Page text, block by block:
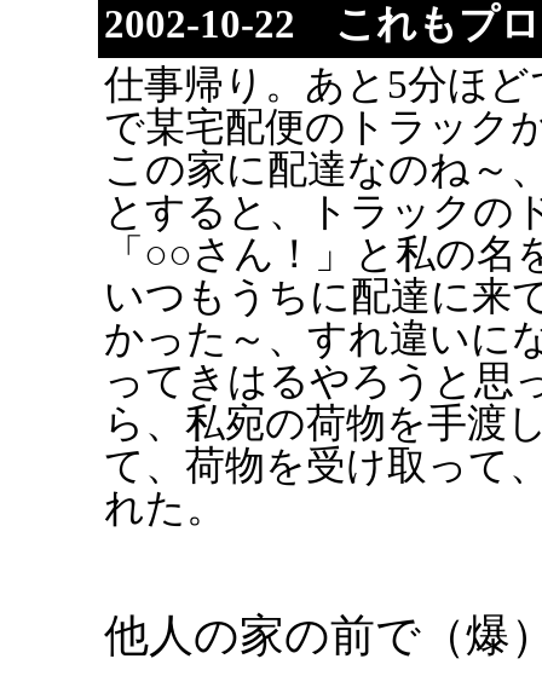
2002-10-22 これもプ
仕事帰り。あと5分ほ
で某宅配便のトラック
この家に配達なのね～
とすると、トラックの
「○○さん！」と私の
いつもうちに配達に来
かった～、すれ違いに
ってきはるやろうと思
ら、私宛の荷物を手渡
て、荷物を受け取って
れた。
他人の家の前で（爆